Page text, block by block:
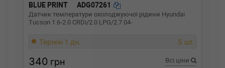
BLUE PRINT ADG07261
Датчик температури охолоджуючої рідини Hyundai
Tucson 1.6-2.0 CRDi/2.0 LPG/2.7 04-
Термін 1 дн. 5 шт.
340 грн Всі ціни